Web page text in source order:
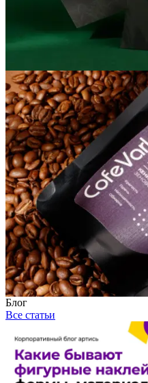
Блог
Все статьи